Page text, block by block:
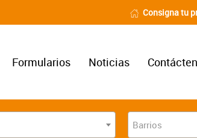
Consigna tu
Formularios Noticias
Barrios